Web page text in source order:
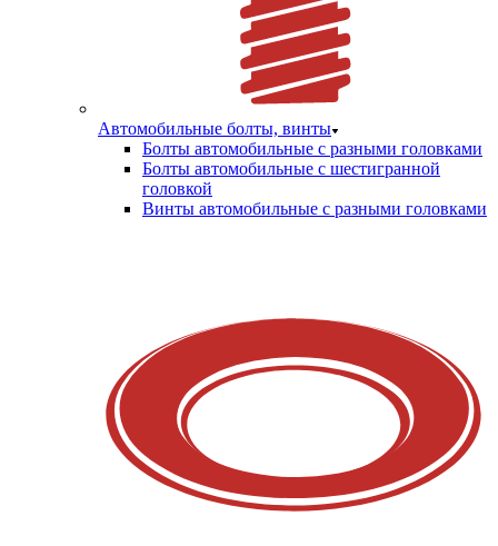
Автомобильные болты, винты
Болты автомобильные с разными головками
Болты автомобильные с шестигранной
головкой
Винты автомобильные с разными головками